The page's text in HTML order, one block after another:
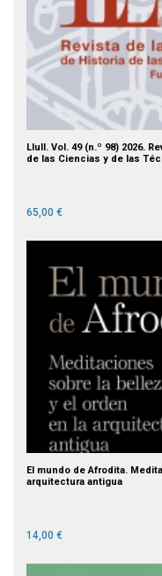
Llull. Vol. 49 (n.º 98) 2026.
de las Ciencias y de las
65,00 €
El mundo de Afrodita.
arquitectura antigua
14,00 €